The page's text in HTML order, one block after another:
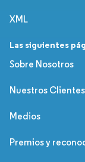
XML
Las siguientes
Sobre Nosotros
Nuestros Clientes
Medios
Premios y